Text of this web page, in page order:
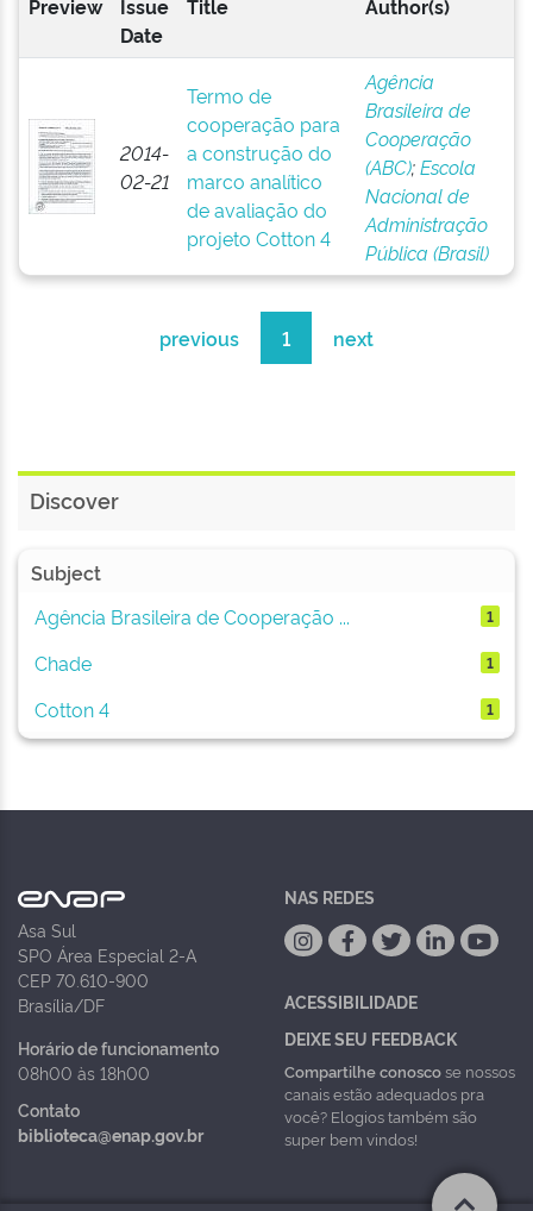
Preview
Issue
Date
Title Author(s)
2014-
02-21
Termo de
cooperação para
a construção do
marco analítico
de avaliação do
projeto Cotton 4
Agência
Brasileira de
Cooperação
(ABC);Escola
Nacional de
Administração
Pública (Brasil)
previous 1 next
Discover
Subject
Agência Brasileira de Cooperação ...
1
Chade 1
Cotton 4 1
Asa Sul
SPO Área Especial 2-A
CEP 70.610-900
Brasília/DF
Horário de funcionamento
08h00 às 18h00
Contato
biblioteca@enap.gov.br
NAS REDES
ACESSIBILIDADE
DEIXE SEU FEEDBACK
Compartilhe conoscose nossos
canais estão adequados pra
você? Elogios também são
super bem vindos!